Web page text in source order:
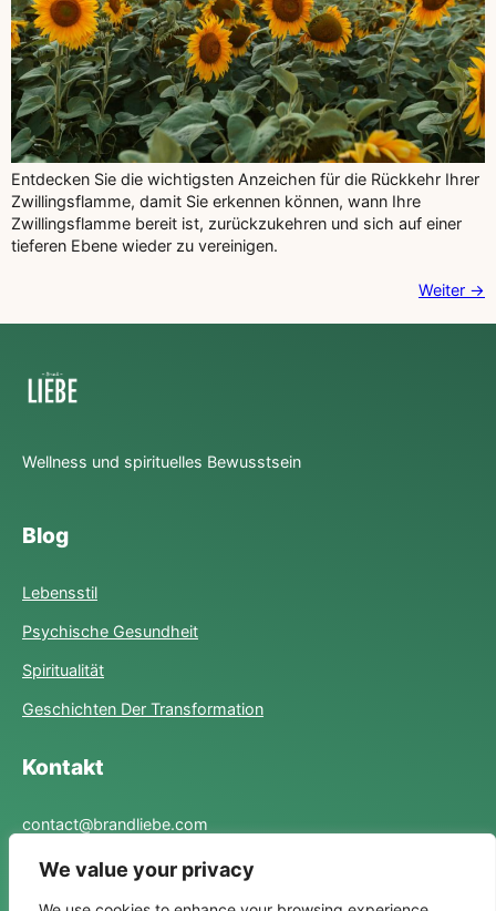
We value your privacy
Entdecken Sie die wichtigsten Anzeichen für die Rückkehr Ihrer
Zwillingsflamme, damit Sie erkennen können, wann Ihre
Zwillingsflamme bereit ist, zurückzukehren und sich auf einer
tieferen Ebene wieder zu vereinigen.
Weiter →
Wellness und spirituelles Bewusstsein
Blog
Lebensstil
Psychische Gesundheit
Spiritualität
Geschichten Der Transformation
Kontakt
contact@brandliebe.com
Links